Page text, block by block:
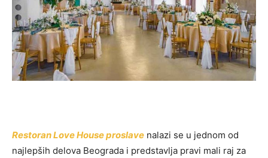
Restoran Love House proslave nalazi se u jednom od
najlepših delova Beograda i predstavlja pravi mali raj za